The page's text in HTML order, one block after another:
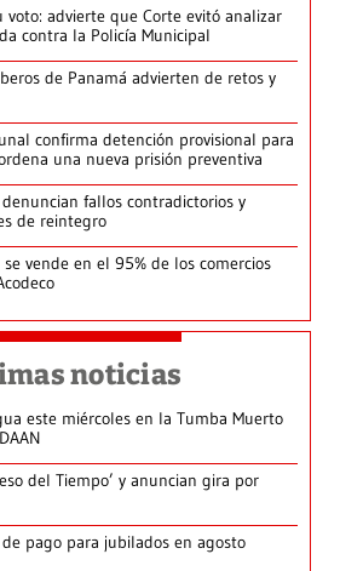
voto: advierte que Corte evitó analizar
contra la Policía Municipal
de Panamá advierten de retos y
confirma detención provisional para
una nueva prisión preventiva
fallos contradictorios y
de reintegro
vende en el 95% de los comercios
noticias
este miércoles en la Tumba Muerto
del Tiempo’ y anuncian gira por
de pago para jubilados en agosto